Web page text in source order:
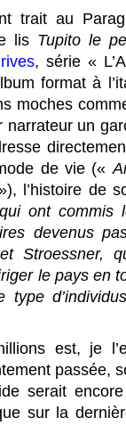
trait au
lis Tupito le
, série «
format à
moches
narrateur un
de vie («
l’histoire de
ont commis
devenus
Stroessner,
le pays en
est, je
passée,
serait
sur la